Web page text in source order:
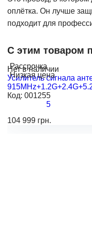
оплётка. Он лучше
подходит для
С этим товаром
Рассрочка
Низкая цена
Нет в наличии
Усилитель сигнала
Код: 001255
5
104 999 грн.